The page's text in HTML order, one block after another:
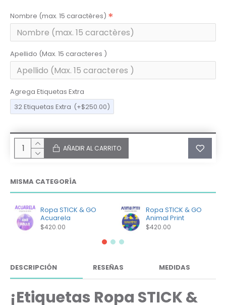
Nombre (max. 15 caractères)
Apellido (Max. 15 caracteres )
Agrega Etiquetas Extra
32 Etiquetas Extra (+$250.00)
AÑADIR AL CARRITO
MISMA CATEGORÍA
Ropa STICK & GO
Acuarela
$420.00
Ropa STICK & GO
Animal Print
$420.00
DESCRIPCIÓN RESEÑAS MEDIDAS
¡Etiquetas Ropa STICK &